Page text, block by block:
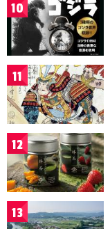
10
11
12
13